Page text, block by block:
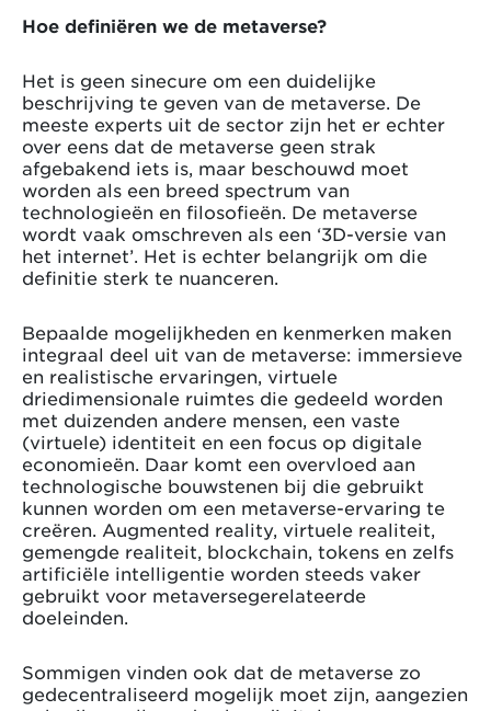
Hoe definiëren we de metaverse?
Het is geen sinecure om een duidelijke
beschrijving te geven van de metaverse. De
meeste experts uit de sector zijn het er echter
over eens dat de metaverse geen strak
afgebakend iets is, maar beschouwd moet
worden als een breed spectrum van
technologieën en filosofieën. De metaverse
wordt vaak omschreven als een ‘3D-versie van
het internet’. Het is echter belangrijk om die
definitie sterk te nuanceren.
Bepaalde mogelijkheden en kenmerken maken
integraal deel uit van de metaverse: immersieve
en realistische ervaringen, virtuele
driedimensionale ruimtes die gedeeld worden
met duizenden andere mensen, een vaste
(virtuele) identiteit en een focus op digitale
economieën. Daar komt een overvloed aan
technologische bouwstenen bij die gebruikt
kunnen worden om een metaverse-ervaring te
creëren. Augmented reality, virtuele realiteit,
gemengde realiteit, blockchain, tokens en zelfs
artificiële intelligentie worden steeds vaker
gebruikt voor metaversegerelateerde
doeleinden.
Sommigen vinden ook dat de metaverse zo
gedecentraliseerd mogelijk moet zijn, aangezien